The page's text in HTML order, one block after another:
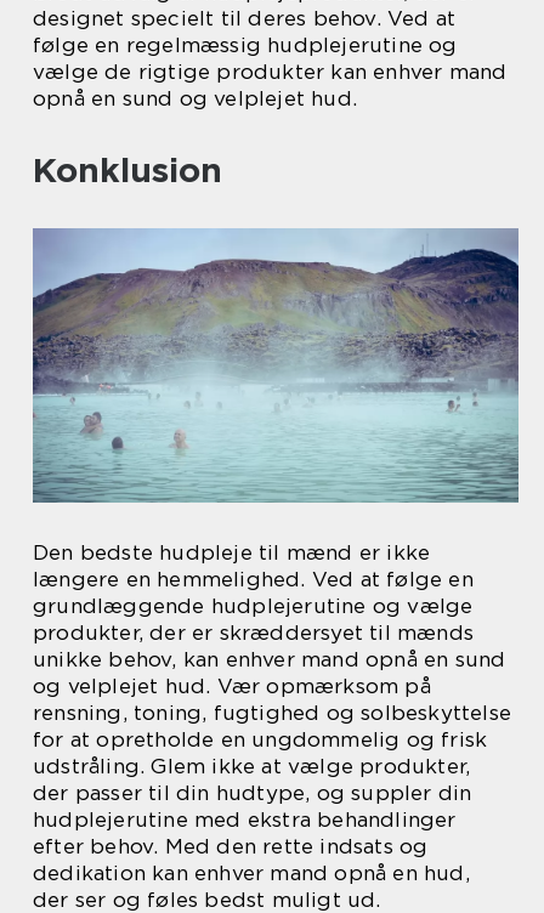
designet specielt til deres behov. Ved at
følge en regelmæssig hudplejerutine og
vælge de rigtige produkter kan enhver mand
opnå en sund og velplejet hud.
Konklusion
Den bedste hudpleje til mænd er ikke
længere en hemmelighed. Ved at følge en
grundlæggende hudplejerutine og vælge
produkter, der er skræddersyet til mænds
unikke behov, kan enhver mand opnå en sund
og velplejet hud. Vær opmærksom på
rensning, toning, fugtighed og solbeskyttelse
for at opretholde en ungdommelig og frisk
udstråling. Glem ikke at vælge produkter,
der passer til din hudtype, og suppler din
hudplejerutine med ekstra behandlinger
efter behov. Med den rette indsats og
dedikation kan enhver mand opnå en hud,
der ser og føles bedst muligt ud.